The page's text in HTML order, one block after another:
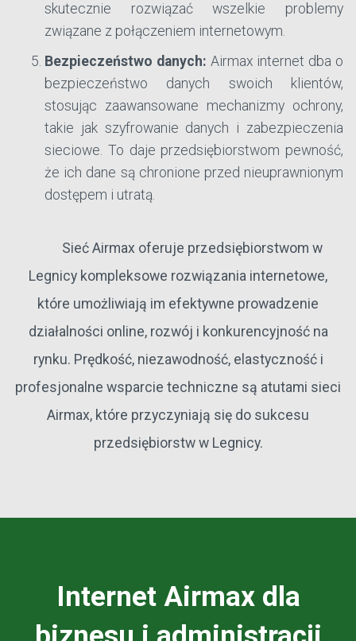
skutecznie rozwiązać wszelkie problemy
związane z połączeniem internetowym.
Bezpieczeństwo danych: Airmax internet dba o
bezpieczeństwo danych swoich klientów,
stosując zaawansowane mechanizmy ochrony,
takie jak szyfrowanie danych i zabezpieczenia
sieciowe. To daje przedsiębiorstwom pewność,
że ich dane są chronione przed nieuprawnionym
dostępem i utratą.
Sieć Airmax oferuje przedsiębiorstwom w
Legnicy kompleksowe rozwiązania internetowe,
które umożliwiają im efektywne prowadzenie
działalności online, rozwój i konkurencyjność na
rynku. Prędkość, niezawodność, elastyczność i
profesjonalne wsparcie techniczne są atutami sieci
Airmax, które przyczyniają się do sukcesu
przedsiębiorstw w Legnicy.
Internet Airmax dla